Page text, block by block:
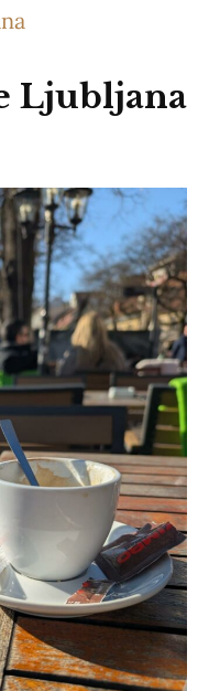
Ljubljana